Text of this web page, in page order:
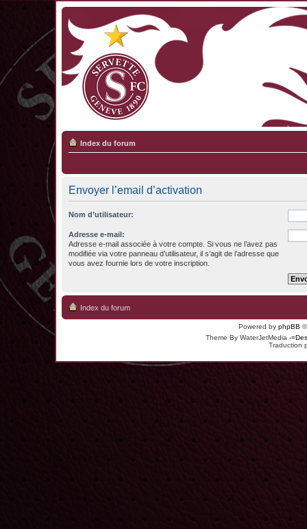
Index du forum
Envoyer l’email d’activation
Nom d’utilisateur:
Adresse e-mail:
Adresse e-mail associée à votre compte. Si vous ne l’avez pas
modifiée via votre panneau d’utilisateur, il s’agit de l’adresse que
vous avez fournie lors de votre inscription.
Index du forum
Powered by phpBB
Theme By WaterJetMedia -
Traduction